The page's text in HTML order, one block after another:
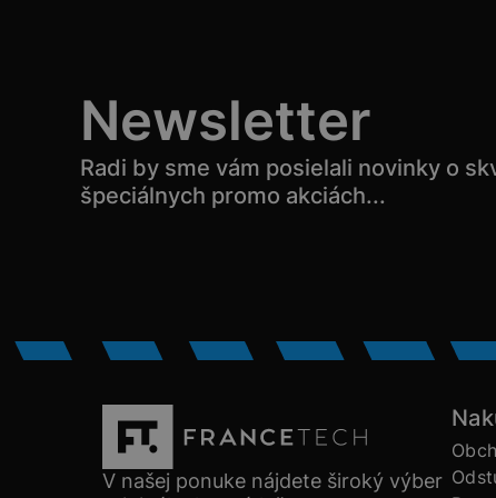
Newsletter
Radi by sme vám posielali novinky o
špeciálnych promo akciách...
V našej ponuke nájdete široký výber